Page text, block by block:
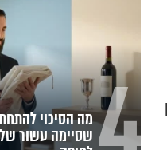
שסיימה עשור של